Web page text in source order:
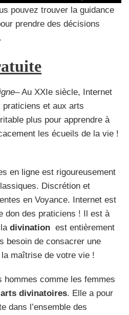
pouvez trouver la guidance
prendre des décisions
– Au XXIe siècle, Internet
praticiens et aux arts
plus pour apprendre à
les écueils de la vie !
en ligne est rigoureusement
Discrétion et
en Voyance. Internet est
don des praticiens ! Il est à
divination est entièrement
besoin de consacrer une
maîtrise de votre vie !
comme les femmes
arts divinatoires. Elle a pour
dans l’ensemble des